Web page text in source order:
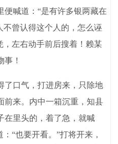
便喊道：“是有许多银两藏在
不曾认得这个人的，怎么诬
，左右动手前后搜着！赖某
！
口气，打进房来，只除地
前来。内中一箱沉重，知县
在里头的，着了急，就喊
“也要开看。”打将开来，